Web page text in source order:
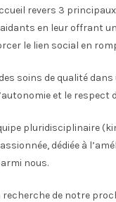
revers 3
en leur offrant
le lien social en
soins de qualité
et le respect
pluridisciplinaire
dédiée à
nous.
de notre